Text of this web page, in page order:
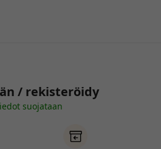
/ rekisteröidy
suojataan